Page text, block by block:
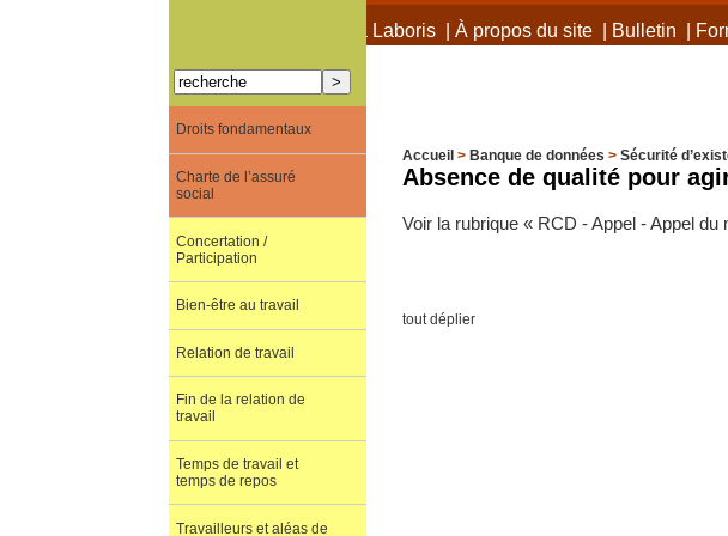
À propos de Terra Laboris| À propos du site| Bulletin
Accueil > Banque de données > Sécurité
Absence de qualité pour
Voir la rubrique « RCD - Appel - Appel du
tout déplier
Droits fondamentaux
Charte de l’assuré
social
Concertation /
Participation
Bien-être au travail
Relation de travail
Fin de la relation de
travail
Temps de travail et
temps de repos
Travailleurs et aléas de